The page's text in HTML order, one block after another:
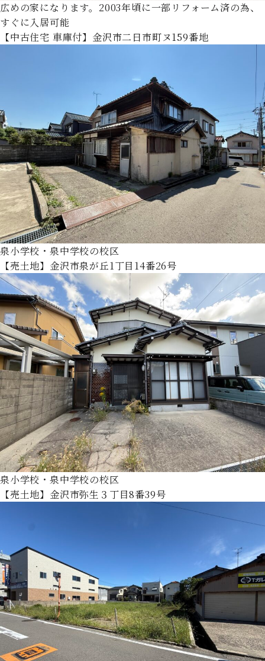
広めの家になります。2003年頃に一部リフォーム済の為、
すぐに入居可能
【中古住宅 車庫付】金沢市二日市町ヌ159番地
泉小学校・泉中学校の校区
【売土地】金沢市泉が丘1丁目14番26号
泉小学校・泉中学校の校区
【売土地】金沢市弥生３丁目8番39号